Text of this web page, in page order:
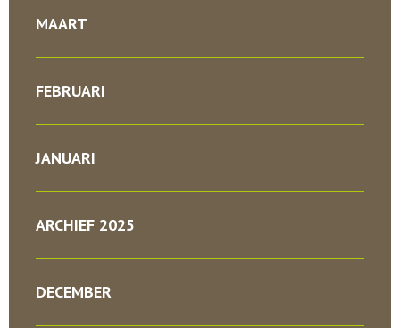
MAART
FEBRUARI
JANUARI
ARCHIEF 2025
DECEMBER